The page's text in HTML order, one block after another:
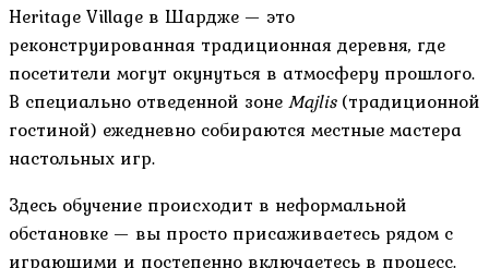
Heritage Village в Шардже — это
реконструированная традиционная деревня, где
посетители могут окунуться в атмосферу прошлого.
В специально отведенной зонеMajlis(традиционной
гостиной) ежедневно собираются местные мастера
настольных игр.
Здесь обучение происходит в неформальной
обстановке — вы просто присаживаетесь рядом с
играющими и постепенно включаетесь в процесс.